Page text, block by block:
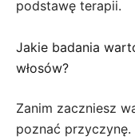
podstawę terapii.
Jakie badania
włosów?
Zanim zaczniesz
poznać